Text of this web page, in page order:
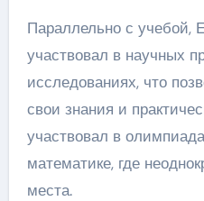
Параллельно с
участвовал в научных
исследованиях, что
свои знания и
участвовал в
математике, где
места.